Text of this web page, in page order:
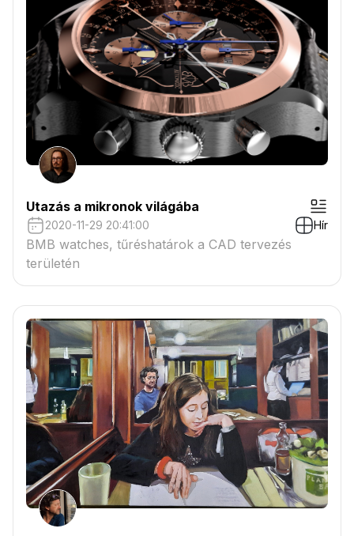
Utazás a mikronok világába
2020-11-29 20:41:00 Hír
BMB watches, tűréshatárok a CAD tervezés
területén